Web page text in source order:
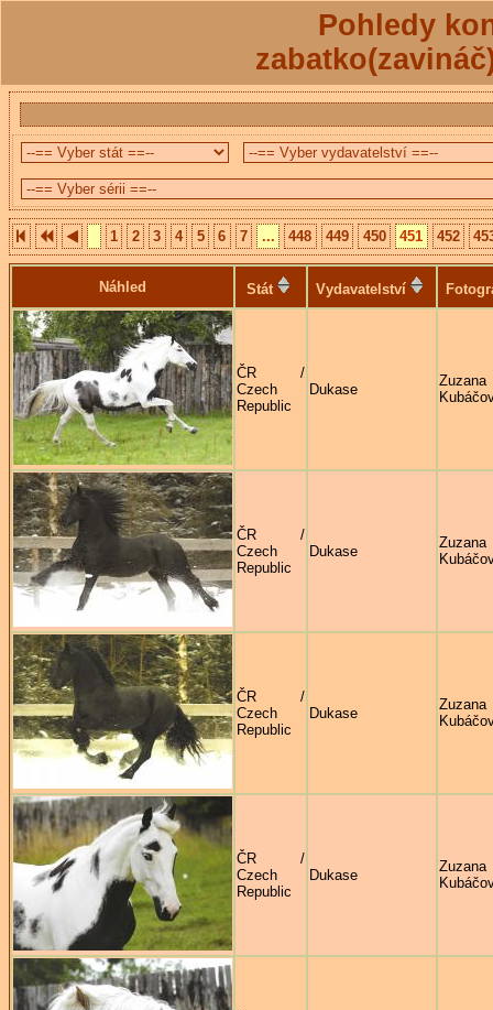
Pohledy
1 2 3 4 5 6 7 ... 448 449 450 451 452
Náhled Stát Vydavatelství
ČR /
Czech
Republic
Dukase
Zuzana
ČR /
Czech
Republic
Dukase
Zuzana
ČR /
Czech
Republic
Dukase
Zuzana
ČR /
Czech
Republic
Dukase
Zuzana